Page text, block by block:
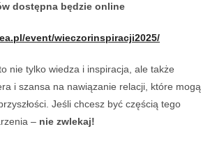
dostępna będzie online
event/wieczorinspiracji2025/
nie tylko wiedza i inspiracja, ale także
i szansa na nawiązanie relacji, które mogą
Jeśli chcesz być częścią tego
– nie zwlekaj!